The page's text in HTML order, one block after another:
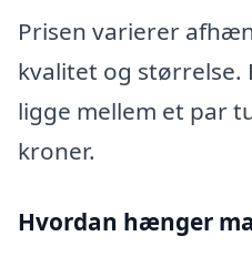
Prisen varierer
kvalitet og størrelse.
ligge mellem et par
kroner.
Hvordan hænger